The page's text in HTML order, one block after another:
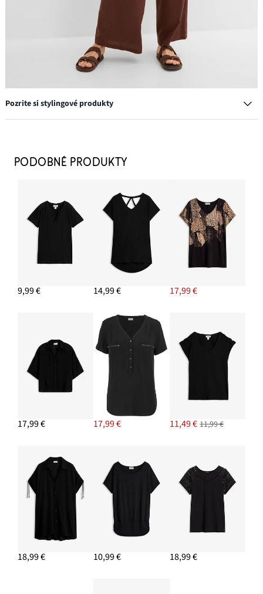
Pozrite si stylingové produkty
11,99 €
23,99 €
PRIDAŤ DO KOŠÍKA
Culotte nohavice z pláteného mixu
PRIDAŤ DO KOŠÍKA
Vaková kabelka s prackovým detailom
PRIDAŤ DO KOŠÍKA
PODOBNÉ PRODUKTY
9,99 € 14,99 € 17,99 €
17,99 € 17,99 € 11,49 € 11,99 €
18,99 € 10,99 € 18,99 €